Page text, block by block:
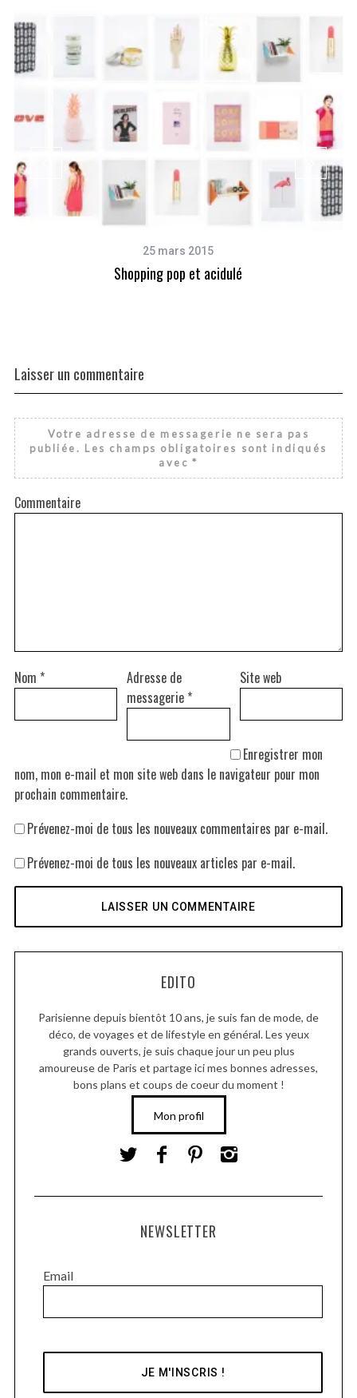
25 mars 2015
Shopping pop et acidulé
Laisser un commentaire
Votre adresse de messagerie ne sera pas
publiée. Les champs obligatoires sont indiqués
avec*
Commentaire
Nom *
Adresse de
messagerie *
Site web
Enregistrer mon
nom, mon e-mail et mon site web dans le navigateur pour mon
prochain commentaire.
Prévenez-moi de tous les nouveaux commentaires par e-mail.
Prévenez-moi de tous les nouveaux articles par e-mail.
EDITO
Parisienne depuis bientôt 10 ans, je suis fan de mode, de
déco, de voyages et de lifestyle en général. Les yeux
grands ouverts, je suis chaque jour un peu plus
amoureuse de Paris et partage ici mes bonnes adresses,
bons plans et coups de coeur du moment !
Mon profil
NEWSLETTER
Email